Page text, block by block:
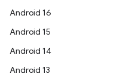
Android 16
Android 15
Android 14
Android 13